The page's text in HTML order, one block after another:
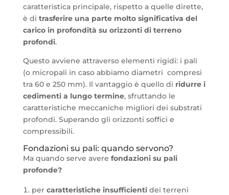
caratteristica principale, rispetto a quelle dirette,
è di trasferire una parte molto significativa del
carico in profondità su orizzonti di terreno
profondi.
Questo avviene attraverso elementi rigidi: i pali
(o micropali in caso abbiamo diametri compresi
tra 60 e 250 mm). Il vantaggio è quello di ridurre i
cedimenti a lungo termine, sfruttando le
caratteristiche meccaniche migliori dei substrati
profondi. Superando gli orizzonti soffici e
compressibili.
Fondazioni su pali: quando servono?
Ma quando serve avere fondazioni su pali
profonde?
per caratteristiche insufficientidei terreni